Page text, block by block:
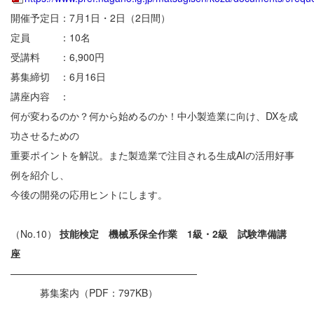
開催予定日：7月1日・2日（2日間）
定員 ：10名
受講料 ：6,900円
募集締切 ：6月16日
講座内容 ：
何が変わるのか？何から始めるのか！中小製造業に向け、DXを成
功させるための
重要ポイントを解説。また製造業で注目される生成AIの活用好事
例を紹介し、
今後の開発の応用ヒントにします。
（No.10）
技能検定 機械系保全作業 1級・2級 試験準備講
座
———————————————————
募集案内（PDF：797KB）